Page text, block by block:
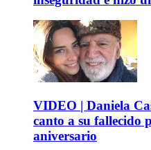
VIDEO | Daniela
canto a su fallecido
aniversario